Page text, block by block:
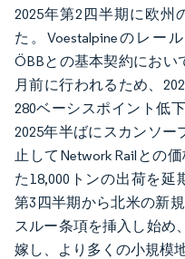
2025年第2四半期に欧
た。Voestalpineのレー
ÖBBとの基本契約におい
月前に行われるため、
280ベーシスポイント低
2025年半ばにスカンソ
止してNetwork Railとの
た18,000トンの出荷を延
第3四半期から北米の新
スルー条項を挿入し始め
嫁し、より多くの小規模